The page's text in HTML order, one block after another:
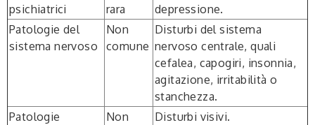
psichiatrici
rara
depressione.
Patologie del
sistema nervoso
Non
comune
Disturbi del sistema
nervoso centrale, quali
cefalea, capogiri, insonnia,
agitazione, irritabilità o
stanchezza.
Patologie
Non
Disturbi visivi.